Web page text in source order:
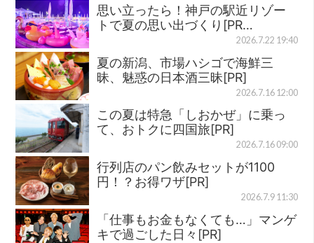
思い立ったら！神戸の駅近リゾー
トで夏の思い出づくり[PR…
2026.7.22 19:40
夏の新潟、市場ハシゴで海鮮三
昧、魅惑の日本酒三昧[PR]
2026.7.16 12:00
この夏は特急「しおかぜ」に乗っ
て、おトクに四国旅[PR]
2026.7.16 09:00
行列店のパン飲みセットが1100
円！？お得ワザ[PR]
2026.7.9 11:30
「仕事もお金もなくても…」マンゲ
キで過ごした日々[PR]